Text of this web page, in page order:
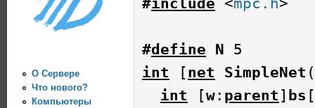
параллельным
вычислениям
#define N
int [ net SimpleNet (
int [w : parent ] bs [
О Сервере
Что нового?
Компьютеры